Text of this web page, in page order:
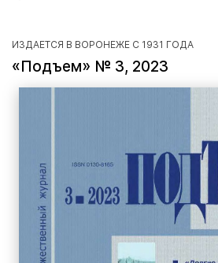
ИЗДАЕТСЯ В ВОРОНЕЖЕ С 1931 ГОДА
«Подъем» № 3, 2023